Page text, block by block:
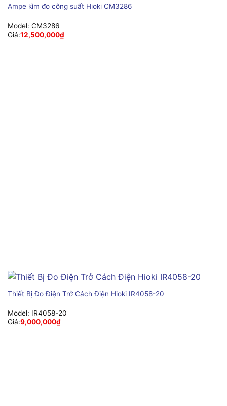
Ampe kìm đo công suất Hioki CM3286
Model: CM3286
Giá:12,500,000₫
Thiết Bị Đo Điện Trở Cách Điện Hioki IR4058-20
Model: IR4058-20
Giá:9,000,000₫